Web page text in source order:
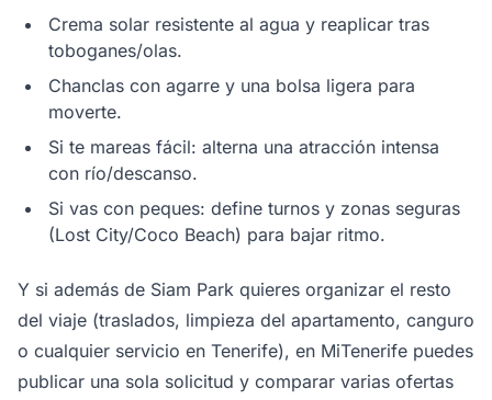
Crema solar resistente al agua y reaplicar tras
toboganes/olas.
Chanclas con agarre y una bolsa ligera para
moverte.
Si te mareas fácil: alterna una atracción intensa
con río/descanso.
Si vas con peques: define turnos y zonas seguras
(Lost City/Coco Beach) para bajar ritmo.
Y si además de Siam Park quieres organizar el resto
del viaje (traslados, limpieza del apartamento, canguro
o cualquier servicio en Tenerife), en MiTenerife puedes
publicar una sola solicitud y comparar varias ofertas